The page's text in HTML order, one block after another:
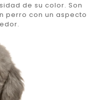
de su color. Son
perro con un aspecto